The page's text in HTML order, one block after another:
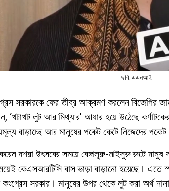
ছবি: এএনআই
সরকারকে ফের তীব্র আক্রমণ করলেন বিজেপির
‘খটাখট লুট আর মিথ্যার’ আধার হয়ে উঠেছে
বাড়াচ্ছে আর মানুষের পকেট কেটে নিজেদের পকেট
দশরা উৎসবের সময়ে বেঙ্গালুরু-মাইসুরু রুটে মানুষ
কেএসআরটিসি বাস ভাড়া বাড়ানো হয়েছে। এতে
সরকার। মানুষের উপর থেকে লুট করা অর্থ